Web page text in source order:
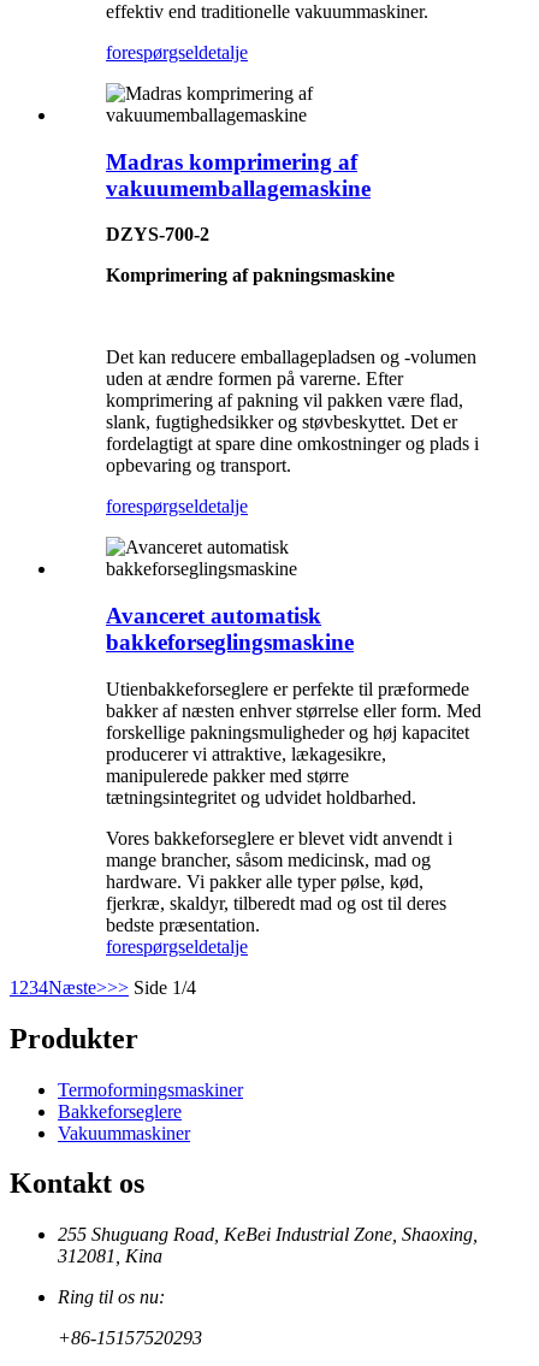
effektiv end traditionelle vakuummaskiner.
forespørgseldetalje
Madras komprimering af
vakuumemballagemaskine
DZYS-700-2
Komprimering af pakningsmaskine
Det kan reducere emballagepladsen og -volumen
uden at ændre formen på varerne. Efter
komprimering af pakning vil pakken være flad,
slank, fugtighedsikker og støvbeskyttet. Det er
fordelagtigt at spare dine omkostninger og plads i
opbevaring og transport.
forespørgseldetalje
Avanceret automatisk
bakkeforseglingsmaskine
Utienbakkeforseglere er perfekte til præformede
bakker af næsten enhver størrelse eller form. Med
forskellige pakningsmuligheder og høj kapacitet
producerer vi attraktive, lækagesikre,
manipulerede pakker med større
tætningsintegritet og udvidet holdbarhed.
Vores bakkeforseglere er blevet vidt anvendt i
mange brancher, såsom medicinsk, mad og
hardware. Vi pakker alle typer pølse, kød,
fjerkræ, skaldyr, tilberedt mad og ost til deres
bedste præsentation.
forespørgseldetalje
1 234Næste>>> Side 1/4
Produkter
Termoformingsmaskiner
Bakkeforseglere
Vakuummaskiner
Kontakt os
255 Shuguang Road, KeBei Industrial Zone, Shaoxing,
312081, Kina
Ring til os nu:
+86-15157520293